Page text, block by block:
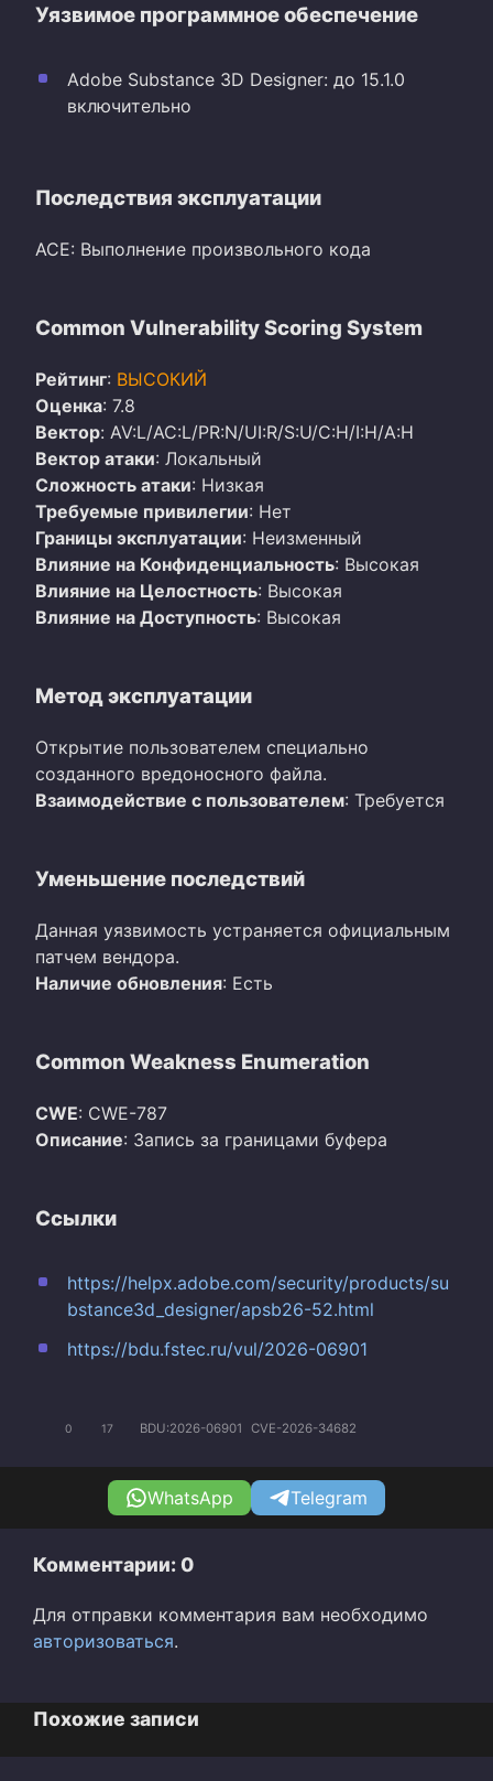
Уязвимое программное обеспечение
Adobe Substance 3D Designer: до 15.1.0
включительно
Последствия эксплуатации
ACE: Выполнение произвольного кода
Common Vulnerability Scoring System
Рейтинг: ВЫСОКИЙ
Оценка: 7.8
Вектор: AV:L/AC:L/PR:N/UI:R/S:U/C:H/I:H/A:H
Вектор атаки: Локальный
Сложность атаки: Низкая
Требуемые привилегии: Нет
Границы эксплуатации: Неизменный
Влияние на Конфиденциальность: Высокая
Влияние на Целостность: Высокая
Влияние на Доступность: Высокая
Метод эксплуатации
Открытие пользователем специально
созданного вредоносного файла.
Взаимодействие с пользователем: Требуется
Уменьшение последствий
Данная уязвимость устраняется официальным
патчем вендора.
Наличие обновления: Есть
Common Weakness Enumeration
CWE: CWE-787
Описание: Запись за границами буфера
Ссылки
https://helpx.adobe.com/security/products/su
bstance3d_designer/apsb26-52.html
https://bdu.fstec.ru/vul/2026-06901
0 17 BDU:2026-06901 CVE-2026-34682
WhatsApp Telegram
Комментарии: 0
Для отправки комментария вам необходимо
авторизоваться.
Похожие записи